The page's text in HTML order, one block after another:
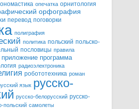
ономастика опечатка орнитология
орфография
перевод поговорки
полиграфия
политика польский польско-
пословицы правила
приложение программа
радиоэлектроника
робототехника роман
язык русско-
русско-белорусский русско-
польский самолеты